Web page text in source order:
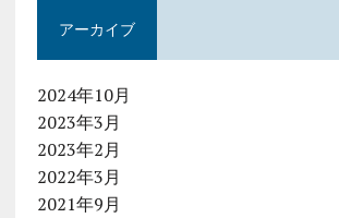
アーカイブ
2024年10月
2023年3月
2023年2月
2022年3月
2021年9月